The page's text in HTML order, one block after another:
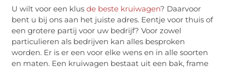
U wilt voor een klusde beste kruiwagen? Daarvoor
bent u bij ons aan het juiste adres. Eentje voor thuis of
een grotere partij voor uw bedrijf? Voor zowel
particulieren als bedrijven kan alles besproken
worden. Er is er een voor elke wens en in alle soorten
en maten. Een kruiwagen bestaat uit een bak, frame